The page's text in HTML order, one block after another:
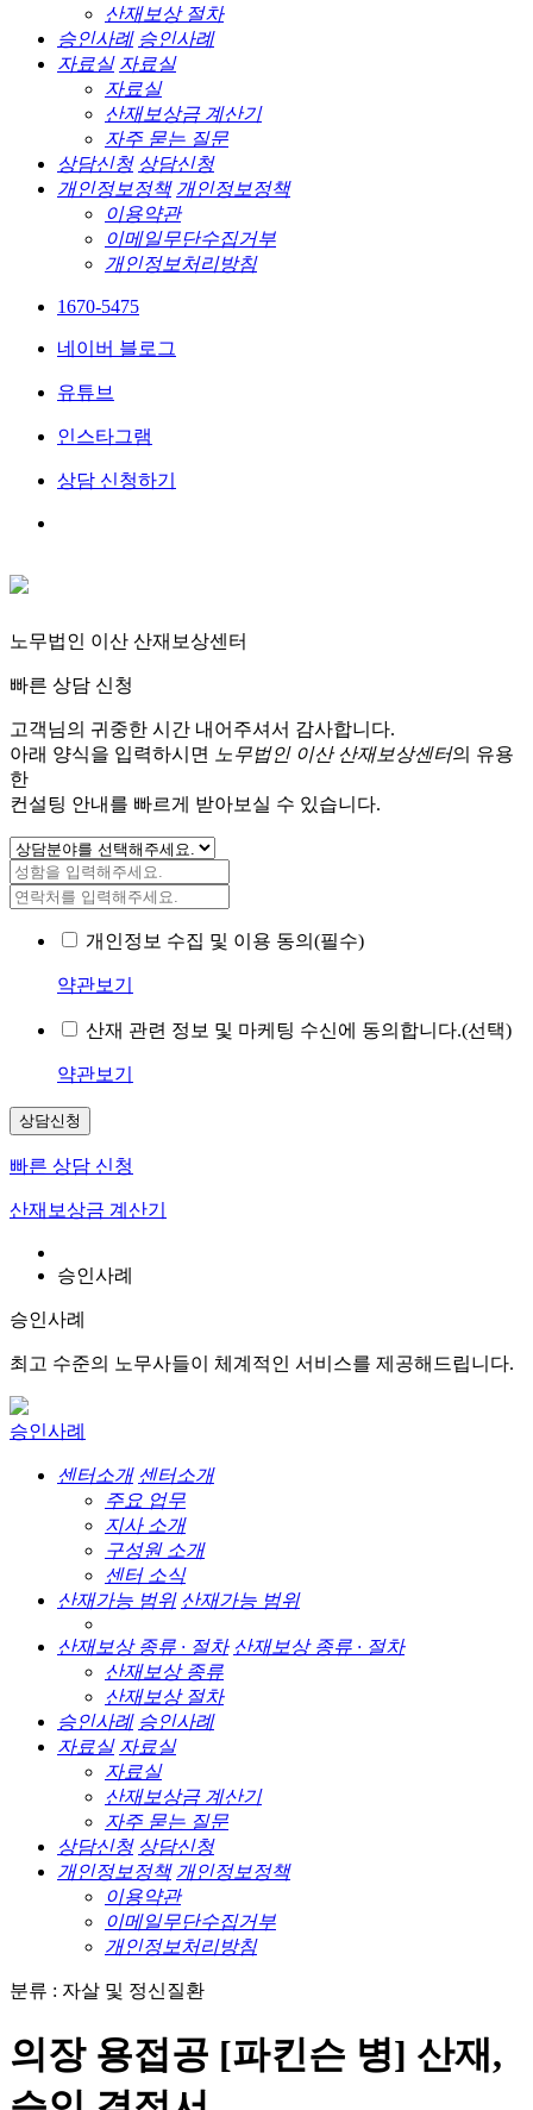
산재보상 절차
승인사례 승인사례
자료실 자료실
자료실
산재보상금 계산기
자주 묻는 질문
상담신청 상담신청
개인정보정책 개인정보정책
이용약관
이메일무단수집거부
개인정보처리방침
1670-5475
네이버 블로그
유튜브
인스타그램
상담 신청하기
노무법인 이산 산재보상센터
빠른 상담 신청
고객님의 귀중한 시간 내어주셔서 감사합니다.
아래 양식을 입력하시면
노무법인 이산 산재보상센터의 유용
한
컨설팅 안내를 빠르게 받아보실 수 있습니다.
개인정보 수집 및 이용 동의(필수)
약관보기
산재 관련 정보 및 마케팅 수신에 동의합니다.(선택)
약관보기
상담신청
빠른 상담 신청
산재보상금 계산기
승인사례
승인사례
최고 수준의 노무사들이 체계적인 서비스를 제공해드립니다.
승인사례
센터소개 센터소개
주요 업무
지사 소개
구성원 소개
센터 소식
산재가능 범위 산재가능 범위
산재보상 종류 · 절차 산재보상 종류 · 절차
산재보상 종류
산재보상 절차
승인사례 승인사례
자료실 자료실
자료실
산재보상금 계산기
자주 묻는 질문
상담신청 상담신청
개인정보정책 개인정보정책
이용약관
이메일무단수집거부
개인정보처리방침
분류 : 자살 및 정신질환
의장 용접공 [파킨슨 병] 산재,